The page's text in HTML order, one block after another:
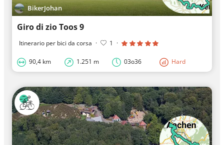
BikerJohan
Giro di zio Toos 9
Itinerario per bici da corsa · 1 ·
90,4 km 1.251 m 03o36 Hard